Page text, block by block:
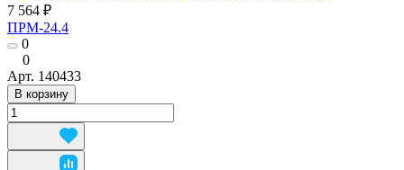
7 564 ₽
ПРМ-24.4
0
0
Арт. 140433
В корзину